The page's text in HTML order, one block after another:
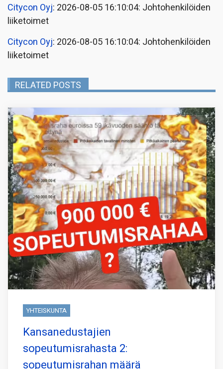
Citycon Oyj: 2026-08-05 16:10:04: Johtohenkilöiden
liiketoimet
Citycon Oyj: 2026-08-05 16:10:04: Johtohenkilöiden
liiketoimet
RELATED POSTS
YHTEISKUNTA
Kansanedustajien
sopeutumisrahasta 2:
sopeutumisrahan määrä